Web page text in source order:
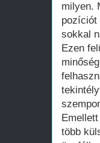
milyen.
pozíciót
sokkal
Ezen
több